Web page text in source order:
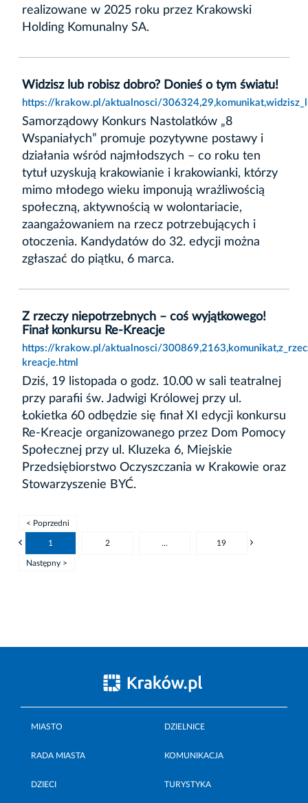
realizowane w 2025 roku przez Krakowski
Holding Komunalny SA.
Widzisz lub robisz dobro? Donieś o tym światu!
https://krakow.pl/aktualnosci/
Samorządowy Konkurs Nastolatków „8
Wspaniałych” promuje pozytywne postawy i
działania wśród najmłodszych – co roku ten
tytuł uzyskują krakowianie i krakowianki, którzy
mimo młodego wieku imponują wrażliwością
społeczną, aktywnością w wolontariacie,
zaangażowaniem na rzecz potrzebujących i
otoczenia. Kandydatów do 32. edycji można
zgłaszać do piątku, 6 marca.
Z rzeczy niepotrzebnych – coś wyjątkowego!
Finał konkursu Re-Kreacje
https://krakow.pl/aktualnosci/
kreacje.html
Dziś, 19 listopada o godz. 10.00 w sali teatralnej
przy parafii św. Jadwigi Królowej przy ul.
Łokietka 60 odbędzie się finał XI edycji konkursu
Re-Kreacje organizowanego przez Dom Pomocy
Społecznej przy ul. Kluzeka 6, Miejskie
Przedsiębiorstwo Oczyszczania w Krakowie oraz
Stowarzyszenie BYĆ.
< Poprzedni
1 2 ... 19
Następny >
MIASTO DZIELNICE
RADA MIASTA KOMUNIKACJA
DZIECI TURYSTYKA